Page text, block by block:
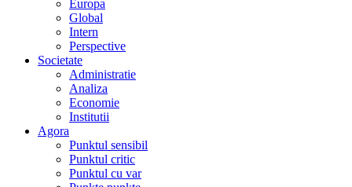
Europa
Global
Intern
Perspective
Societate
Administratie
Analiza
Economie
Institutii
Agora
Punktul sensibil
Punktul critic
Punktul cu var